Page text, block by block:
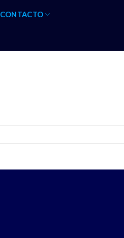
CONTACTO